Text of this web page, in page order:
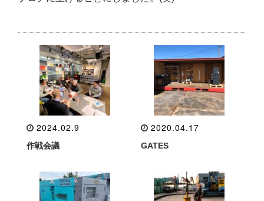
2024.02.9
作戦会議
2020.04.17
GATES